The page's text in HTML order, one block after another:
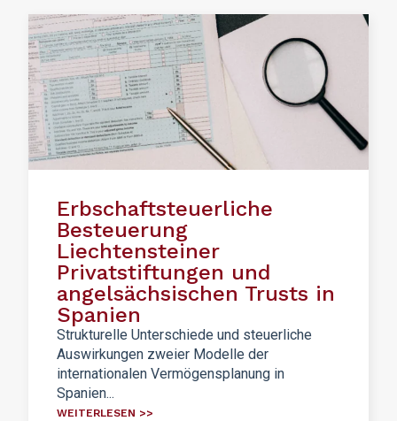
Erbschaftsteuerliche
Besteuerung
Liechtensteiner
Privatstiftungen und
angelsächsischen Trusts in
Spanien
Strukturelle Unterschiede und steuerliche
Auswirkungen zweier Modelle der
internationalen Vermögensplanung in
Spanien...
WEITERLESEN >>